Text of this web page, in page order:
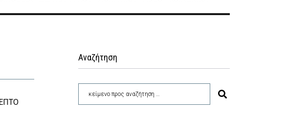
Αναζήτηση